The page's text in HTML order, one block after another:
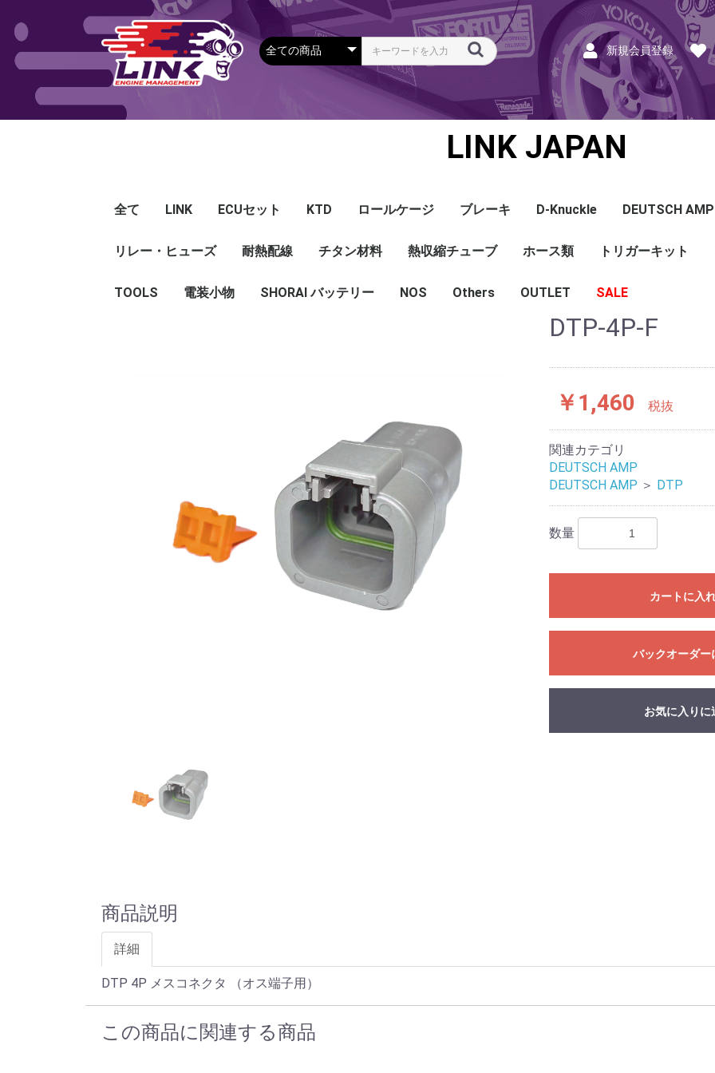
新規会員登録
LINK JAPAN
全て LINK
Plug-in ECU Honda
Mazda
Mitsubishi
Nissan
Subaru
Toyota
その他
Wire-in ECU G5
G4X
G4＋
PDM
ECUアクセサリー Looms and Cables Terminals and Plugs
G1 - G4
CAN and Tuning
G4X - G4+
Mapセンサー
温度センサー
その他センサー
Exhaust O2センサー
CAN EGT modules
DI Driver
Ignition
Injection
Peripherals
Tuning Tools
E-Throttle
Driver Display
CAN Keypad
Apparel Hat
T-shirts
Foodies
ECUセット KTD
Looms
CAN＆Tuning ケーブ
コネクタ＆Pin
Wire-in ハーネス
拡張ハーネス G4+Kurofune
MAZDA
MITSUBISHI
HONDA
TOYOTA
NISSAN
センサー クランクセンサー
温度センサー
MAPセンサー
圧力センサー
ノックセンサー
CAN ラムダ 空燃比
ブーストコントロール
Injector
ISC
その他
Ignition Coil
クラセン
サージタンク
EXマニ
燃料
電スロ
シリコンホース
エンジンハーネス
ハーネスラベル
エアクリーナー
スイッチ
アダプタ類
その他
ロールケージ ブレーキ D-Knuckle DEUTSCH AMP
AMP SSC
DTM
DT
DTP
その他
リレー・ヒューズ
リレー
リレーBOX
ヒューズケース
ブレーカー式ブレード
ブレーカー
耐熱配線
ETFE 配線
シールド線
モールド線
FEP 配線
シールド線
モールド線
チタン材料 熱収縮チューブ
ハンダ付 収縮チュー
耐熱収縮メッシュチュ
切れ込み付 メッシュ
DR
DW
DW クリア
その他
ホース類
シリコンホース
耐熱スリーブ
バキュームホース
燃料ホース
トリガーキット
TOOLS 電装小物 SHORAI バッテリー NOS Others
エンジンハーネス
OUTLET SALE
ECU
PDM
CAN and Tuning
CAN Keypad/Button
LOOMS
MAPセンサー
温度センサー
イグニッション
インジェクション
CAN Lambda
チューニングツール
圧力センサー
電動スロットル
ブーストコントロー
EGT
アクセサリー・他
DTP-4P-F
￥1,460 税抜
関連カテゴリ
DEUTSCH AMP
DEUTSCH AMP ＞ DTP
数量
カートに入
バックオーダー
お気に入りに
商品説明
詳細
DTP 4P メスコネクタ （オス端子用）
この商品に関連する商品